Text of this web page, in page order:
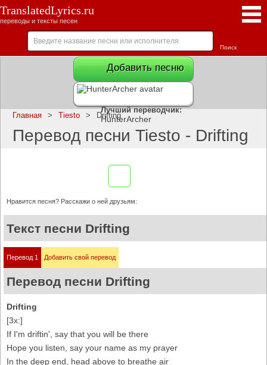
TranslatedLyrics.ru
переводы и тексты песен
Добавить песню
Лучший переводчик:
HunterArcher
Главная > Tiesto > Drifting
Перевод песни Tiesto - Drifting
Нравится песня? Расскажи о ней друзьям:
Текст песни Drifting
Перевод 1 Добавить свой перевод
Перевод песни Drifting
Drifting
[3x:]
If I'm driftin', say that you will be there
Hope you listen, say your name as my prayer
In the deep end, head above to breathe air